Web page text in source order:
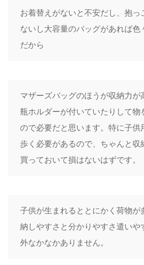
お着替えがないと不安だし、抱っ
ないし大容量のバッグがあれば色
だから
マザーズバッグのほうが収納力が
瓶ホルダーが付いていたりして物
ので必要だと思います。特に子供
歩く必要があるので、ちゃんと収
買っておいて損はないはずです。
子供が生まれるととにかく荷物が
納しやすさと分かりやすさ遣いや
外なかなかありません。